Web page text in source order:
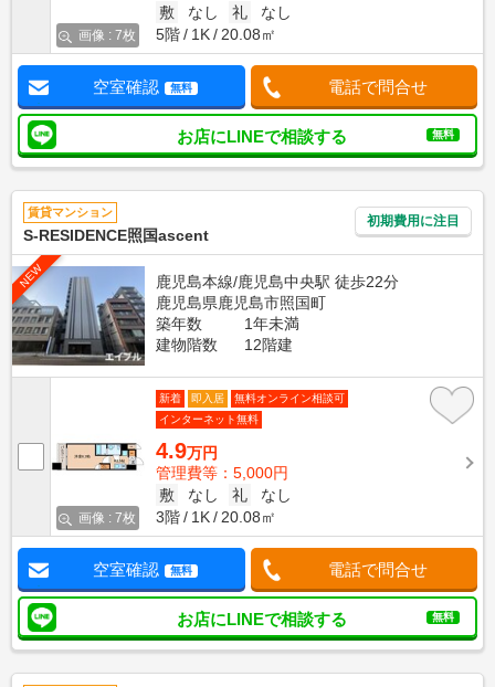
画像 : 7枚
敷
なし 礼
なし
5階
1K 20.08㎡
空室確認 無料 電話で問合せ
お店にLINEで相談する 無料
賃貸マンション
S-RESIDENCE照国ascent
初期費用に注目
NEW
鹿児島本線/鹿児島中央駅 徒歩22分
鹿児島県鹿児島市照国町
築年数
1年未満
建物階数
12階建
画像 : 7枚
新着 即入居
無料オンライン相談可
インターネット無料
4.9万円
管理費等：5,000円
敷
なし 礼
なし
3階
1K 20.08㎡
空室確認 無料 電話で問合せ
お店にLINEで相談する 無料